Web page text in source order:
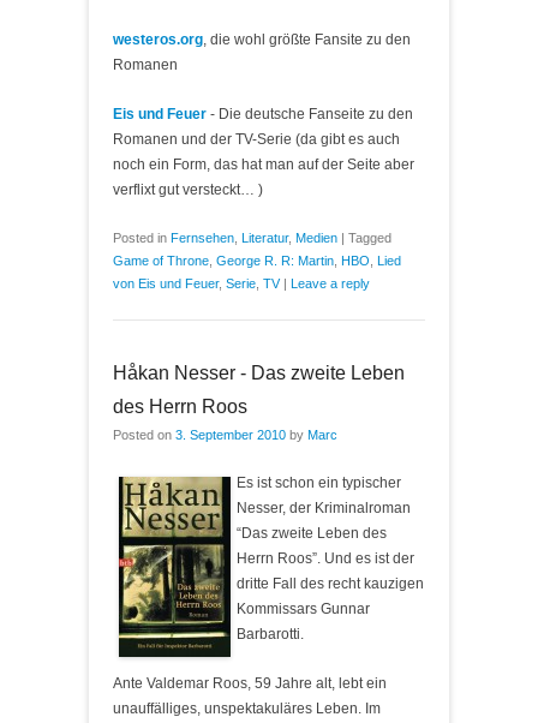
westeros.org, die wohl größte Fansite zu den
Romanen
Eis und Feuer - Die deutsche Fanseite zu den
Romanen und der TV-Serie (da gibt es auch
noch ein Form, das hat man auf der Seite aber
verflixt gut versteckt… )
Posted in Fernsehen Literatur, Medien | Tagged
Game of Throne George R. R: Martin HBO Lied
von Eis und Feuer, Serie TV | Leave a reply
Håkan Nesser - Das zweite Leben
des Herrn Roos
Posted on 3. September 2010 by Marc
Es ist schon ein typischer
Nesser, der Kriminalroman
“Das zweite Leben des
Herrn Roos”. Und es ist der
dritte Fall des recht kauzigen
Kommissars Gunnar
Barbarotti.
Ante Valdemar Roos, 59 Jahre alt, lebt ein
unauffälliges, unspektakuläres Leben. Im